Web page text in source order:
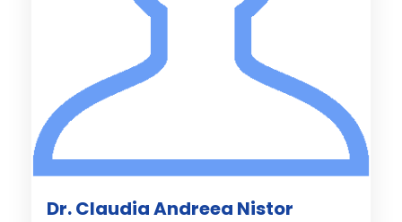
Dr. Claudia Andreea Nistor